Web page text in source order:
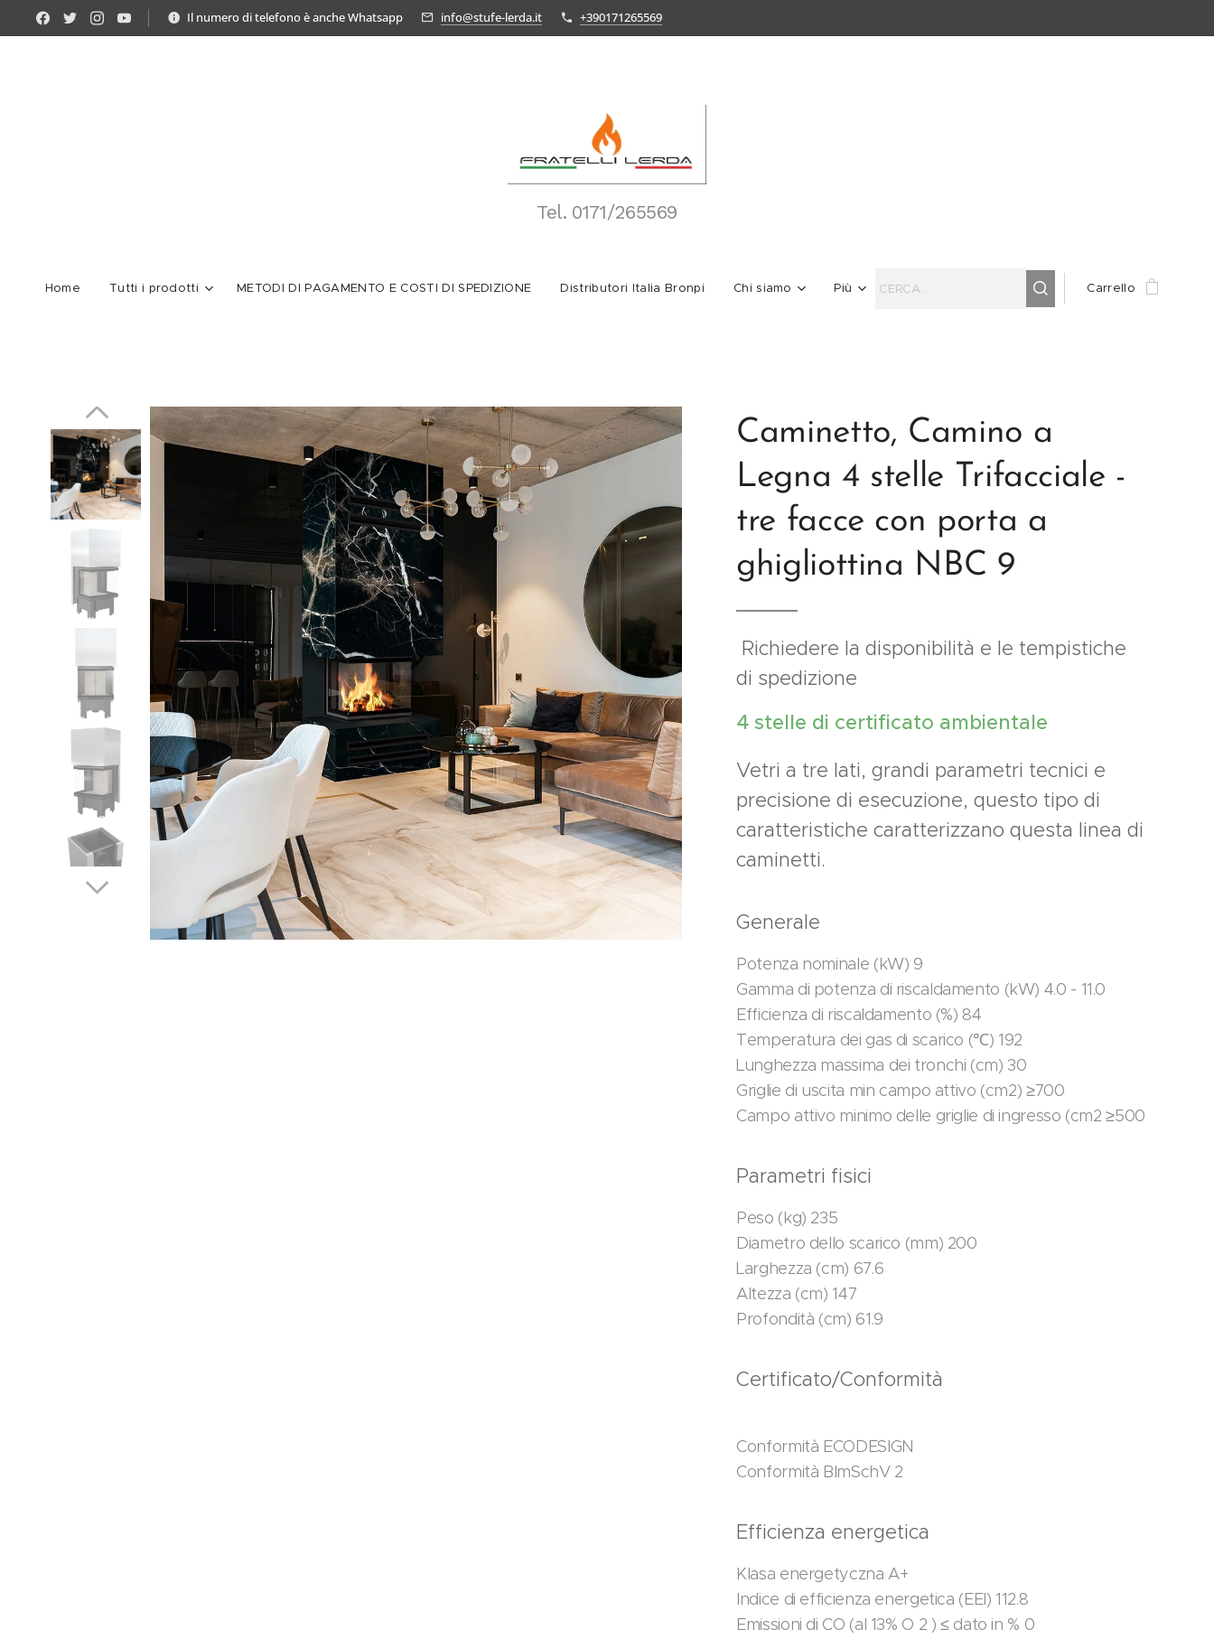
Il numero di telefono è anche Whatsapp info@stufe-lerda.it +390171265569
Tel. 0171/265569
Home Tutti i prodotti METODI DI PAGAMENTO E COSTI DI SPEDIZIONE Distributori Italia Bronpi Chi siamo Più Carrello
Caminetto, Camino a
Legna 4 stelle Trifacciale -
tre facce con porta a
ghigliottina NBC 9
Richiedere la disponibilità e le tempistiche
di spedizione
4 stelle di certificato ambientale
Vetri a tre lati, grandi parametri tecnici e
precisione di esecuzione, questo tipo di
caratteristiche caratterizzano questa linea di
caminetti.
Generale
Potenza nominale (kW) 9
Gamma di potenza di riscaldamento (kW) 4.0 - 11.0
Efficienza di riscaldamento (%) 84
Temperatura dei gas di scarico (℃) 192
Lunghezza massima dei tronchi (cm) 30
Griglie di uscita min campo attivo (cm2) ≥700
Campo attivo minimo delle griglie di ingresso (cm2 ≥500
Parametri fisici
Peso (kg) 235
Diametro dello scarico (mm) 200
Larghezza (cm) 67.6
Altezza (cm) 147
Profondità (cm) 61.9
Certificato/Conformità
Conformità ECODESIGN
Conformità BImSchV 2
Efficienza energetica
Klasa energetyczna A+
Indice di efficienza energetica (EEI) 112.8
Emissioni di CO (al 13% O 2 ) ≤ dato in % 0